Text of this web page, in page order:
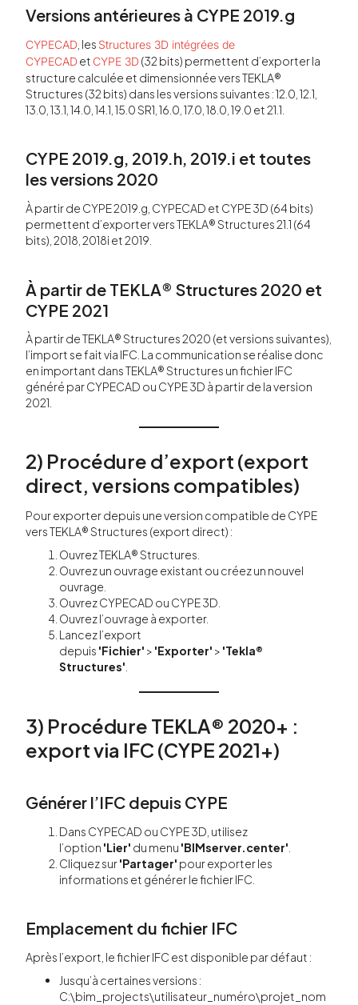
Versions antérieures à CYPE 2019.g
CYPECAD , les Structures 3D intégrées de
CYPECADet CYPE 3D(32 bits) permettent d’exporter la
structure calculée et dimensionnée vers TEKLA®
Structures (32 bits) dans les versions suivantes : 12.0, 12.1,
13.0, 13.1, 14.0, 14.1, 15.0 SR1, 16.0, 17.0, 18.0, 19.0 et 21.1.
CYPE 2019.g, 2019.h, 2019.i et toutes
les versions 2020
À partir de CYPE 2019.g, CYPECAD et CYPE 3D (64 bits)
permettent d’exporter vers TEKLA® Structures 21.1 (64
bits), 2018, 2018i et 2019.
À partir de TEKLA® Structures 2020 et
CYPE 2021
À partir de TEKLA® Structures 2020 (et versions suivantes),
l’import se fait via IFC. La communication se réalise donc
en important dans TEKLA® Structures un fichier IFC
généré par CYPECAD ou CYPE 3D à partir de la version
2021.
2) Procédure d’export (export
direct, versions compatibles)
Pour exporter depuis une version compatible de CYPE
vers TEKLA® Structures (export direct) :
Ouvrez TEKLA® Structures.
Ouvrez un ouvrage existant ou créez un nouvel
ouvrage.
Ouvrez CYPECAD ou CYPE 3D.
Ouvrez l’ouvrage à exporter.
Lancez l’export
depuis 'Fichier' > 'Exporter' > 'Tekla®
Structures'
3) Procédure TEKLA® 2020+ :
export via IFC (CYPE 2021+)
Générer l’IFC depuis CYPE
Dans CYPECAD ou CYPE 3D, utilisez
l’option 'Lier' du menu 'BIMserver.center'
Cliquez sur'Partager' pour exporter les
informations et générer le fichier IFC.
Emplacement du fichier IFC
Après l’export, le fichier IFC est disponible par défaut :
Jusqu’à certaines versions :
C:\bim_projects\utilisateur_numéro\projet_nom